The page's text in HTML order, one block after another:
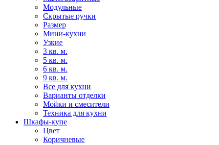
Модульные
Скрытые ручки
Размер
Мини-кухни
Узкие
3 кв. м.
5 кв. м.
6 кв. м.
9 кв. м.
Все для кухни
Варианты отделки
Мойки и смесители
Техника для кухни
Шкафы-купе
Цвет
Коричневые